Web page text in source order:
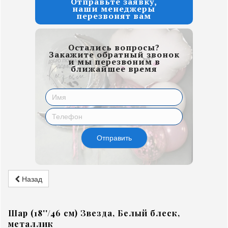
наши менеджеры
перезвонят вам
Остались вопросы?
Закажите обратный звонок
и мы перезвоним в
ближайшее время
Отправить
Назад
Шар (18''/46 см) Звезда, Белый блеск,
металлик